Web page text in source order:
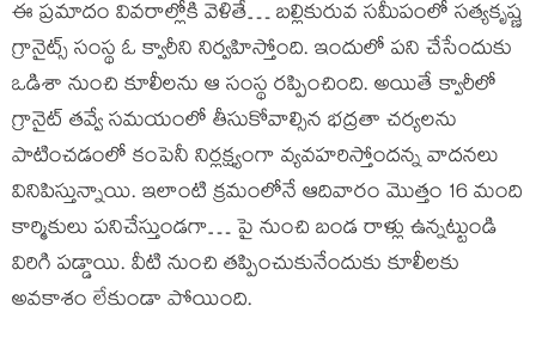
ఈ ప్రమాదం వివరాల్లోకి వెళితే… బల్లికురువ సమీపంలో సత్యకృష్ణ
గ్రానైట్స్ సంస్థ ఓ క్వారీని నిర్వహిస్తోంది. ఇందులో పని చేసేందుకు
ఒడిశా నుంచి కూలీలను ఆ సంస్థ రప్పించింది. అయితే క్వారీలో
గ్రానైట్ తవ్వే సమయంలో తీసుకోవాల్సిన భద్రతా చర్యలను
పాటించడంలో కంపెనీ నిర్లక్ష్యంగా వ్యవహరిస్తోందన్న వాదనలు
వినిపిస్తున్నాయి. ఇలాంటి క్రమంలోనే ఆదివారం మొత్తం 16 మంది
కార్మికులు పనిచేస్తుండగా… పై నుంచి బండ రాళ్లు ఉన్నట్టుండి
విరిగి పడ్డాయి. వీటి నుంచి తప్పించుకునేందుకు కూలీలకు
అవకాశం లేకుండా పోయింది.